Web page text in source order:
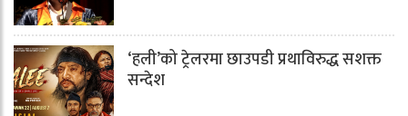
‘हली’को ट्रेलरमा छाउपडी प्रथाविरुद्ध सशक्त
सन्देश